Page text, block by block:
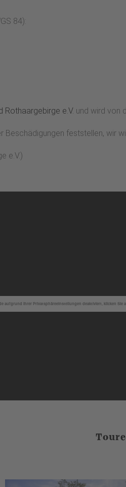
84):
Rothaargebirge e.V. und wird von
feststellen, wir
e.V.)
aufgrund Ihrer Privatsphäreeinstellungen deaktiviert, klicken